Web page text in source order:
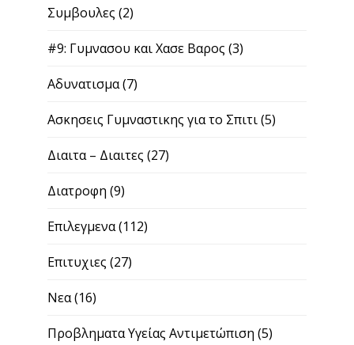
Συμβουλες (2)
#9: Γυμνασου και Χασε Βαρος (3)
Αδυνατισμα(7)
Ασκησεις Γυμναστικης για το Σπιτι(5)
Διαιτα – Διαιτες (27)
Διατροφη (9)
Επιλεγμενα(112)
Επιτυχιες (27)
Νεα(16)
Προβληματα Υγείας Αντιμετώπιση (5)